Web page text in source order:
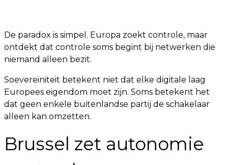
De paradox is simpel. Europa zoekt controle, maar
ontdekt dat controle soms begint bij netwerken die
niemand alleen bezit.
Soevereiniteit betekent niet dat elke digitale laag
Europees eigendom moet zijn. Soms betekent het
dat geen enkele buitenlandse partij de schakelaar
alleen kan omzetten.
Brussel zet autonomie